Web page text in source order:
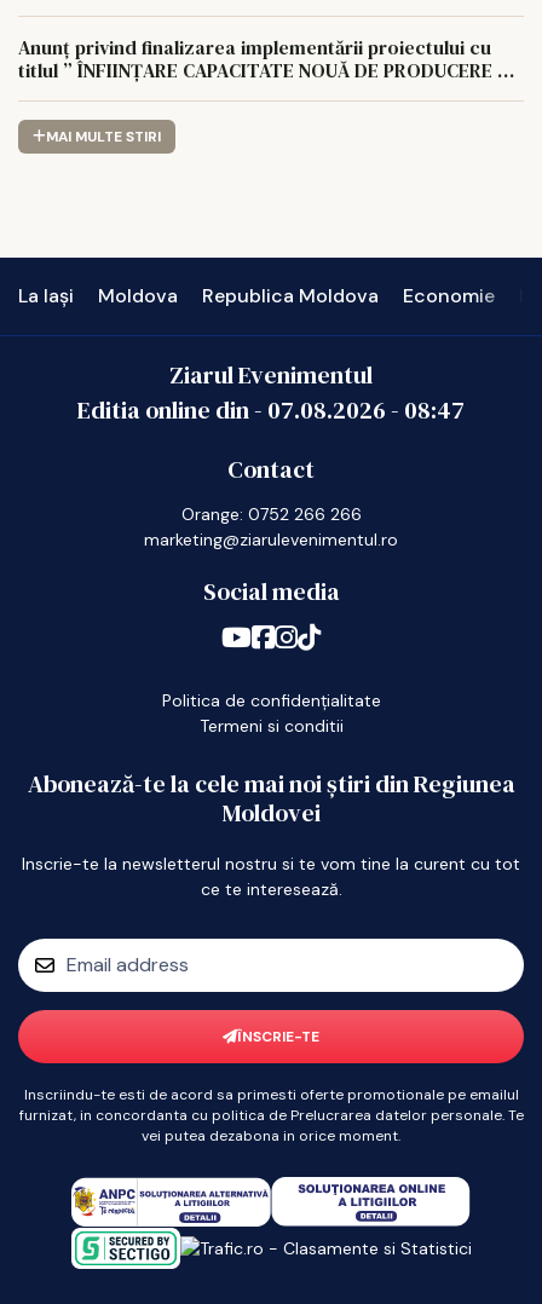
Anunț privind finalizarea implementării proiectului cu
titlul ” ÎNFIINȚARE CAPACITATE NOUĂ DE PRODUCERE A
AGROCOMPLEX LUNCA PAȘCANI S.A.
MAI MULTE STIRI
La Iași Moldova Republica Moldova Economie
Ziarul Evenimentul
Editia online din - 07.08.2026- 08:47
Contact
Orange: 0752 266 266
marketing@ziarulevenimentul.ro
Social media
Politica de confidențialitate
Termeni si conditii
Abonează-te la cele mai noi știri din Regiunea
Moldovei
Inscrie-te la newsletterul nostru si te vom tine la curent cu tot
ce te interesează.
ÎNSCRIE-TE
Inscriindu-te esti de acord sa primesti oferte promotionale pe emailul
furnizat, in concordanta cu politica de Prelucrarea datelor personale. Te
vei putea dezabona in orice moment.